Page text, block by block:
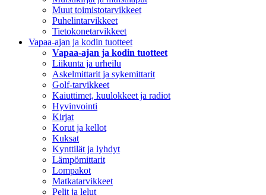
Muut toimistotarvikkeet
Puhelintarvikkeet
Tietokonetarvikkeet
Vapaa-ajan ja kodin tuotteet
Vapaa-ajan ja kodin tuotteet
Liikunta ja urheilu
Askelmittarit ja sykemittarit
Golf-tarvikkeet
Kaiuttimet, kuulokkeet ja radiot
Hyvinvointi
Kirjat
Korut ja kellot
Kuksat
Kynttilät ja lyhdyt
Lämpömittarit
Lompakot
Matkatarvikkeet
Pelit ja lelut